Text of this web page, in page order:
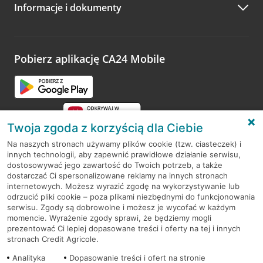
Zachęcamy do podzielenia się z nami opinią o wizycie.
opinie.
Informacje i dokumenty
Pobierz aplikację CA24 Mobile
RODO
Regulamin serwisu
Mapa serwisu
PolitykaCookies
Twoja zgoda z korzyścią dla Ciebie
Na naszych stronach używamy plików cookie (tzw. ciasteczek) i
innych technologii, aby zapewnić prawidłowe działanie serwisu,
dostosowywać jego zawartość do Twoich potrzeb, a także
dostarczać Ci spersonalizowane reklamy na innych stronach
internetowych. Możesz wyrazić zgodę na wykorzystywanie lub
odrzucić pliki cookie – poza plikami niezbędnymi do funkcjonowania
serwisu. Zgody są dobrowolne i możesz je wycofać w każdym
momencie. Wyrażenie zgody sprawi, że będziemy mogli
prezentować Ci lepiej dopasowane treści i oferty na tej i innych
stronach Credit Agricole.
Analityka
Dopasowanie treści i ofert na stronie